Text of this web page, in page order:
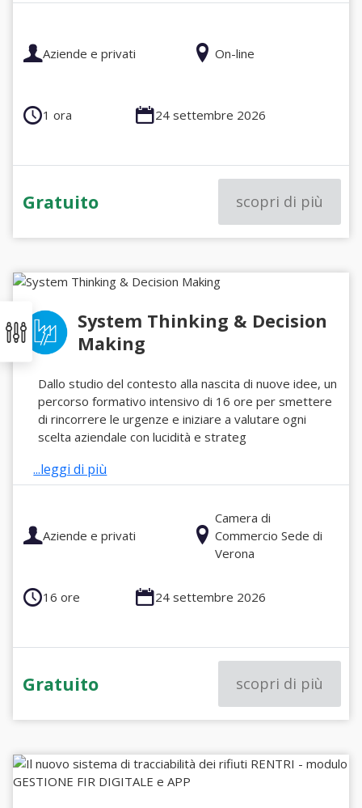
Aziende e privati On-line
1 ora 24 settembre 2026
Gratuito scopri di più
System Thinking & Decision
Making
Dallo studio del contesto alla nascita di nuove idee, un
percorso formativo intensivo di 16 ore per smettere
di rincorrere le urgenze e iniziare a valutare ogni
scelta aziendale con lucidità e strateg
...leggi di più
Aziende e privati
Camera di
Commercio Sede di
Verona
16 ore 24 settembre 2026
Gratuito scopri di più